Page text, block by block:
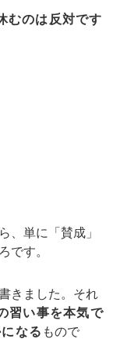
むのは反対です
、単に「賛成」
です。
きました。それ
習い事を本気で
なる もので